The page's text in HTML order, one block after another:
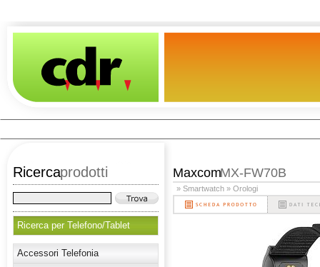
Ricercaprodotti
Ricerca per Telefono/Tablet
Accessori Telefonia
MaxcomMX-FW70B
» Smartwatch » Orologi